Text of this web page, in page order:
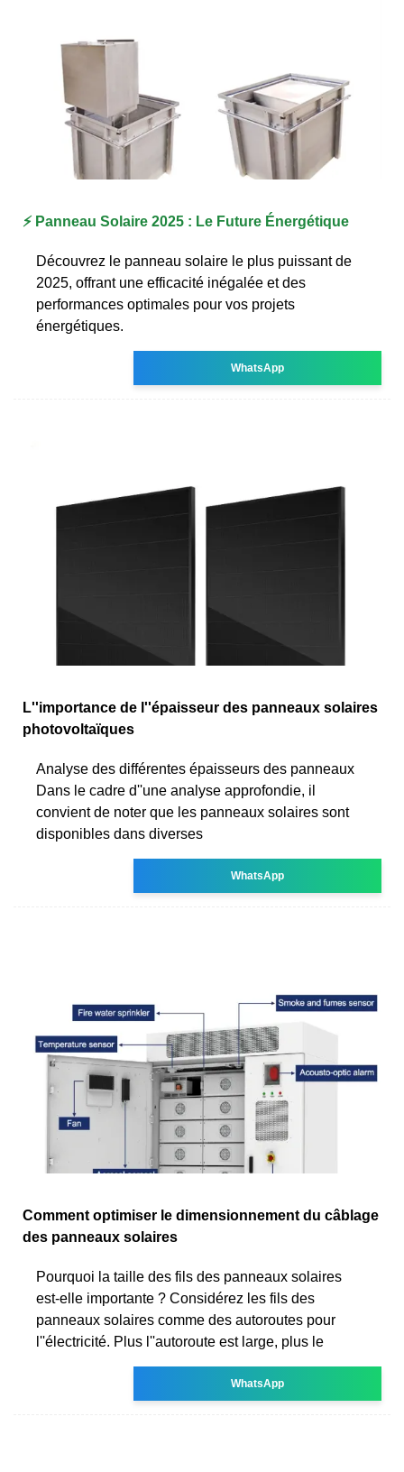
⚡️ Panneau Solaire 2025 : Le Future Énergétique
Découvrez le panneau solaire le plus puissant de
2025, offrant une efficacité inégalée et des
performances optimales pour vos projets
énergétiques.
WhatsApp
L''importance de l''épaisseur des panneaux solaires
photovoltaïques
Analyse des différentes épaisseurs des panneaux
Dans le cadre d''une analyse approfondie, il
convient de noter que les panneaux solaires sont
disponibles dans diverses
WhatsApp
Comment optimiser le dimensionnement du câblage
des panneaux solaires
Pourquoi la taille des fils des panneaux solaires
est-elle importante ? Considérez les fils des
panneaux solaires comme des autoroutes pour
l''électricité. Plus l''autoroute est large, plus le
WhatsApp